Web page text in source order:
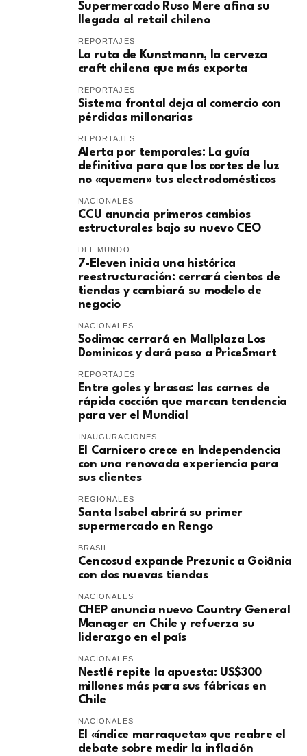
Supermercado Ruso Mere afina su
llegada al retail chileno
REPORTAJES
La ruta de Kunstmann, la cerveza
craft chilena que más exporta
REPORTAJES
Sistema frontal deja al comercio con
pérdidas millonarias
REPORTAJES
Alerta por temporales: La guía
definitiva para que los cortes de luz
no «quemen» tus electrodomésticos
NACIONALES
CCU anuncia primeros cambios
estructurales bajo su nuevo CEO
DEL MUNDO
7-Eleven inicia una histórica
reestructuración: cerrará cientos de
tiendas y cambiará su modelo de
negocio
NACIONALES
Sodimac cerrará en Mallplaza Los
Dominicos y dará paso a PriceSmart
REPORTAJES
Entre goles y brasas: las carnes de
rápida cocción que marcan tendencia
para ver el Mundial
INAUGURACIONES
El Carnicero crece en Independencia
con una renovada experiencia para
sus clientes
REGIONALES
Santa Isabel abrirá su primer
supermercado en Rengo
BRASIL
Cencosud expande Prezunic a Goiânia
con dos nuevas tiendas
NACIONALES
CHEP anuncia nuevo Country General
Manager en Chile y refuerza su
liderazgo en el país
NACIONALES
Nestlé repite la apuesta: US$300
millones más para sus fábricas en
Chile
NACIONALES
El «índice marraqueta» que reabre el
debate sobre medir la inflación